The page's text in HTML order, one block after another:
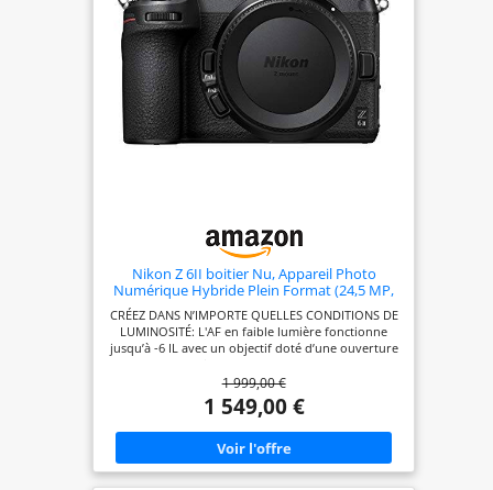
Nikon Z 6II boitier Nu, Appareil Photo
Numérique Hybride Plein Format (24,5 MP,
4K/30p, Rafale 14 i/s, stabilisation sur
capteur 5 Axes, Double Slots SD & XQD ou
CFexpress)
CRÉEZ DANS N’IMPORTE QUELLES CONDITIONS DE
LUMINOSITÉ: L'AF en faible lumière fonctionne
jusqu’à -6 IL avec un objectif doté d’une ouverture
Réalisez jusqu’à 14 vps en haute définition avec
des performances AF/AE optimales. Photographiez
jusqu’à 200 images au format JPEG ou 124 images
au format RAW 12 bits sans compression en une
seule rafale DOUBLE LOGEMENT POUR CARTES:
Vous pouvez utiliser des cartes SD UHS-II dans un
logement et des cartes XQD ou les toutes récentes
1 999,00 €
1 549,00 €